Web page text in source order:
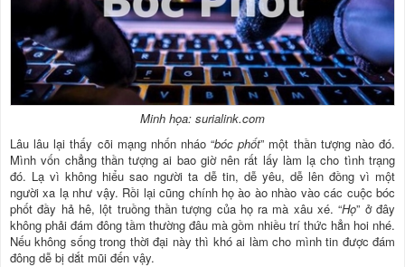
Minh họa: surialink.com
Lâu lâu lại thấy cõi mạng nhốn nháo “bóc phốt” một thần tượng nào đó.
Mình vốn chẳng thần tượng ai bao giờ nên rất lấy làm lạ cho tình trạng
đó. Lạ vì không hiểu sao người ta dễ tin, dễ yêu, dễ lên đồng vì một
người xa lạ như vậy. Rồi lại cũng chính họ ào ào nhào vào các cuộc bóc
phốt đầy hả hê, lột truồng thần tượng của họ ra mà xâu xé. “Họ” ở đây
không phải đám đông tầm thường đâu mà gồm nhiều trí thức hẳn hoi nhé.
Nếu không sống trong thời đại này thì khó ai làm cho mình tin được đám
đông dễ bị dắt mũi đến vậy.